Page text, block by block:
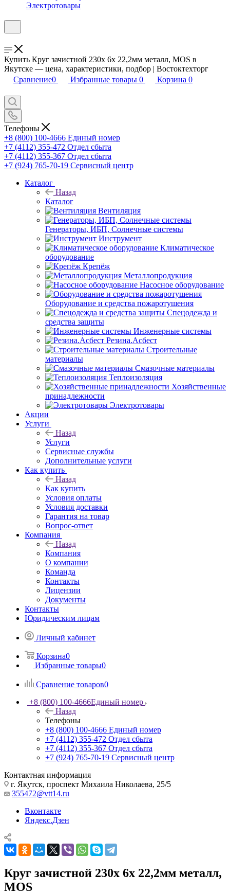
Электротовары
Купить Круг зачистной 230х 6х 22,2мм металл, MOS в
Якутске — цена, характеристики, подбор | Востоктехторг
Сравнение0 Избранные товары 0 Корзина 0
Телефоны
+8 (800) 100-4666 Единый номер
+7 (4112) 355-472 Отдел сбыта
+7 (4112) 355-367 Отдел сбыта
+7 (924) 765-70-19 Сервисный центр
Каталог
Назад
Каталог
Вентиляция
Генераторы, ИБП, Солнечные системы
Инструмент
Климатическое
оборудование
Крепёж
Металлопродукция
Насосное оборудование
Оборудование и средства пожаротушения
Спецодежда и
средства защиты
Инженерные системы
Резина.Асбест
Строительные
материалы
Смазочные материалы
Теплоизоляция
Хозяйственные
принадлежности
Электротовары
Акции
Услуги
Назад
Услуги
Сервисные службы
Дополнительные услуги
Как купить
Назад
Как купить
Условия оплаты
Условия доставки
Гарантия на товар
Вопрос-ответ
Компания
Назад
Компания
О компании
Команда
Контакты
Лицензии
Документы
Контакты
Юридическим лицам
Личный кабинет
Корзина0
Избранные товары0
Сравнение товаров0
+8 (800) 100-4666Единый номер
Назад
Телефоны
+8 (800) 100-4666 Единый номер
+7 (4112) 355-472 Отдел сбыта
+7 (4112) 355-367 Отдел сбыта
+7 (924) 765-70-19 Сервисный центр
Контактная информация
г. Якутск, проспект Михаила Николаева, 25/5
355472@vtt14.ru
Вконтакте
Яндекс.Дзен
Круг зачистной 230х 6х 22,2мм металл,
MOS